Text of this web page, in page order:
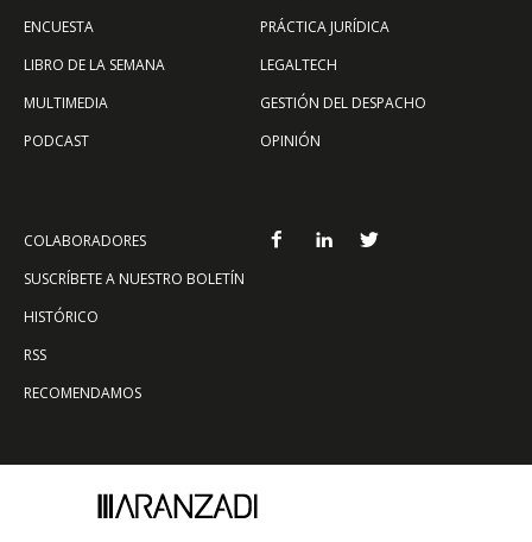
ENCUESTA
LIBRO DE LA SEMANA
MULTIMEDIA
PODCAST
PRÁCTICA JURÍDICA
LEGALTECH
GESTIÓN DEL DESPACHO
OPINIÓN
COLABORADORES
SUSCRÍBETE A NUESTRO BOLETÍN
HISTÓRICO
RSS
RECOMENDAMOS